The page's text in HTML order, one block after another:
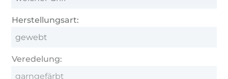
Herstellungsart:
gewebt
Veredelung:
garngefärbt